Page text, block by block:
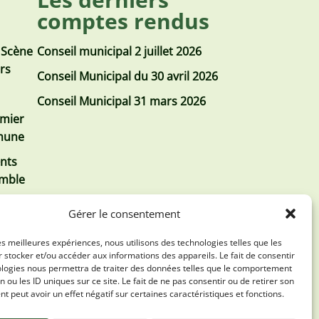
Gérer le consentement
meilleures expériences, nous utilisons des technologies telles que les
stocker et/ou accéder aux informations des appareils. Le fait de consentir
nous permettra de traiter des données telles que le comportement
ou les ID uniques sur ce site. Le fait de ne pas consentir ou de retirer son
peut avoir un effet négatif sur certaines caractéristiques et fonctions.
comptes rendus
Conseil municipal 2 juillet 2026
Conseil Municipal du 30 avril 2026
Conseil Municipal 31 mars 2026